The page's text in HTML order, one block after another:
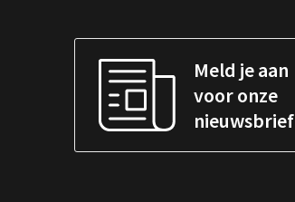
Meld je aan
voor onze
nieuwsbrief